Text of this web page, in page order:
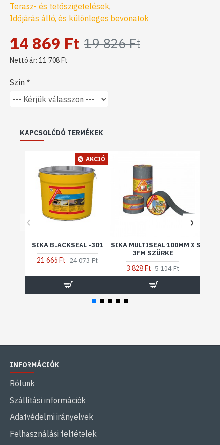
Terasz- és tetőszigetelések,
Időjárás álló, és különleges bevonatok
14 869 Ft 19 826 Ft
Nettó ár: 11 708 Ft
Szín
KAPCSOLÓDÓ TERMÉKEK
AKCIÓ
SIKA BLACKSEAL -301
21 666 Ft 24 073 Ft
SIKA MULTISEAL 100MM X
3FM SZÜRKE
3 828 Ft 5 104 Ft
SIKA
INFORMÁCIÓK
Rólunk
Szállítási információk
Adatvédelmi irányelvek
Felhasználási feltételek